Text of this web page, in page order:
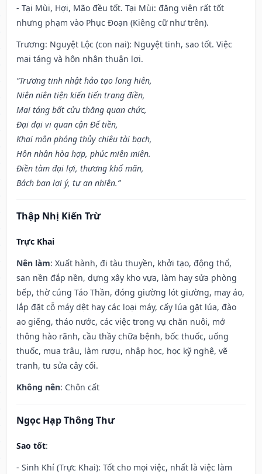
- Tại Mùi, Hợi, Mão đều tốt. Tại Mùi: đăng viên rất tốt
nhưng phạm vào Phục Đoạn (Kiêng cữ như trên).
Trương: Nguyệt Lộc (con nai): Nguyệt tinh, sao tốt. Việc
mai táng và hôn nhân thuận lợi.
“Trương tinh nhật hảo tạo long hiên,
Niên niên tiện kiến tiến trang điền,
Mai táng bất cửu thăng quan chức,
Đại đại vi quan cận Đế tiền,
Khai môn phóng thủy chiêu tài bạch,
Hôn nhân hòa hợp, phúc miên miên.
Điền tàm đại lợi, thương khố mãn,
Bách ban lợi ý, tự an nhiên.”
Thập Nhị Kiến Trừ
Trực Khai
Nên làm: Xuất hành, đi tàu thuyền, khởi tạo, động thổ,
san nền đắp nền, dựng xây kho vựa, làm hay sửa phòng
bếp, thờ cúng Táo Thần, đóng giường lót giường, may áo,
lắp đặt cỗ máy dệt hay các loại máy, cấy lúa gặt lúa, đào
ao giếng, tháo nước, các việc trong vụ chăn nuôi, mở
thông hào rãnh, cầu thầy chữa bệnh, bốc thuốc, uống
thuốc, mua trâu, làm rượu, nhập học, học kỹ nghệ, vẽ
tranh, tu sửa cây cối.
Không nên: Chôn cất
Ngọc Hạp Thông Thư
Sao tốt:
- Sinh Khí (Trực Khai): Tốt cho mọi việc, nhất là việc làm